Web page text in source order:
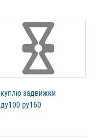
куплю задвижки
ду100 ру160